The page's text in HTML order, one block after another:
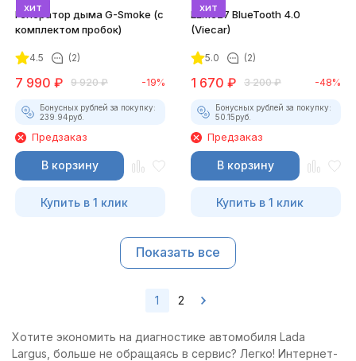
хит
Генератор дыма G-Smoke (c
комплектом пробок)
4.5 (2)
7 990 ₽ 9 920 ₽ -19%
Бонусных рублей за покупку:
239.94руб.
Предзаказ
В корзину
Купить в 1 клик
хит
ELM327 BlueTooth 4.0
(Viecar)
5.0 (2)
1 670 ₽ 3 200 ₽ -48%
Бонусных рублей за покупку:
50.15руб.
Предзаказ
В корзину
Купить в 1 клик
Показать все
1 2
Хотите экономить на диагностике автомобиля Lada
Largus, больше не обращаясь в сервис? Легко! Интернет-